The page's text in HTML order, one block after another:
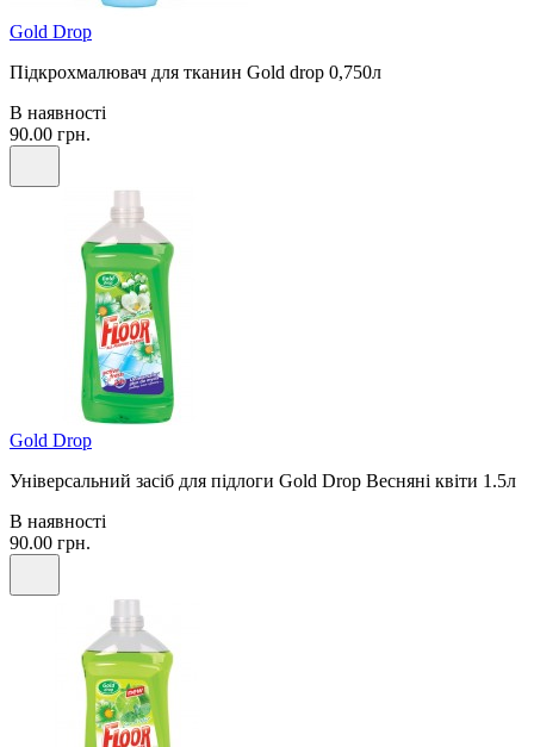
Gold Drop
Підкрохмалювач для тканин Gold drop 0,750л
В наявності
90.00 грн.
Gold Drop
Універсальний засіб для підлоги Gold Drop Весняні квіти 1.5л
В наявності
90.00 грн.